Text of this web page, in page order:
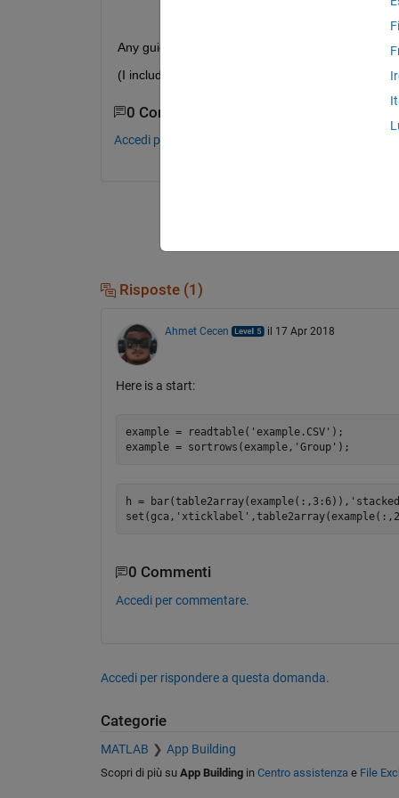
Any guidance or help is appreciated!
(I included a csv-file with the data for this chart.)
0 Commenti
Accedi per commentare.
Risposte (1)
Ahmet Cecen il 17 Apr 2018
Here is a start:
example = readtable('example.CSV');
h =
0 Commenti
Accedi per commentare.
Accedi per rispondere a questa domanda.
Categorie
MATLAB App Building
Scopri di più su App Buildingin Centro assistenzae File